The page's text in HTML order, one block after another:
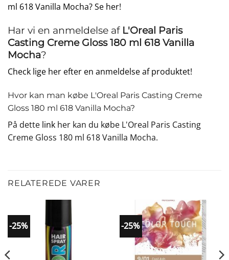
ml 618 Vanilla Mocha? Se her!
Har vi en anmeldelse af L'Oreal Paris
Casting Creme Gloss 180 ml 618 Vanilla
Mocha?
Check lige her efter en anmeldelse af produktet!
Hvor kan man købe L'Oreal Paris Casting Creme
Gloss 180 ml 618 Vanilla Mocha?
På dette link her kan du købe L'Oreal Paris Casting
Creme Gloss 180 ml 618 Vanilla Mocha.
RELATEREDE VARER
-25% -25%